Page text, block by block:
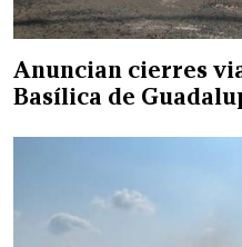
Anuncian cierres
Basílica de